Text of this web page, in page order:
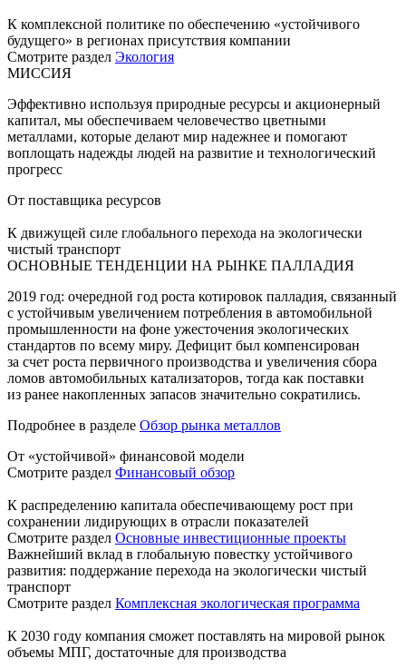
К комплексной политике по обеспечению «устойчивого
будущего» в регионах присутствия компании
Смотрите раздел Экология
МИССИЯ
Эффективно используя природные ресурсы и акционерный
капитал, мы обеспечиваем человечество цветными
металлами, которые делают мир надежнее и помогают
воплощать надежды людей на развитие и технологический
прогресс
От поставщика ресурсов
К движущей силе глобального перехода на экологически
чистый транспорт
ОСНОВНЫЕ ТЕНДЕНЦИИ НА РЫНКЕ ПАЛЛАДИЯ
2019 год: очередной год роста котировок палладия, связанный
с устойчивым увеличением потребления в автомобильной
промышленности на фоне ужесточения экологических
стандартов по всему миру. Дефицит был компенсирован
за счет роста первичного производства и увеличения сбора
ломов автомобильных катализаторов, тогда как поставки
из ранее накопленных запасов значительно сократились.
Подробнее в разделе Обзор рынка металлов
От «устойчивой» финансовой модели
Смотрите раздел Финансовый обзор
К распределению капитала обеспечивающему рост при
сохранении лидирующих в отрасли показателей
Смотрите раздел Основные инвестиционные проекты
Важнейший вклад в глобальную повестку устойчивого
развития: поддержание перехода на экологически чистый
транспорт
Смотрите раздел Комплексная экологическая программа
К 2030 году компания сможет поставлять на мировой рынок
объемы МПГ, достаточные для производства